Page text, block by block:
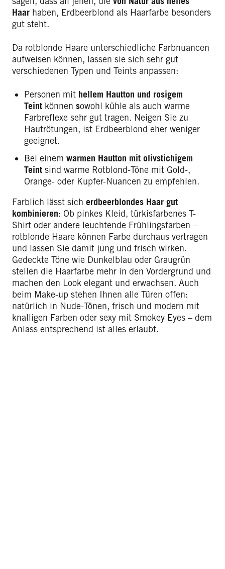
Haar haben, Erdbeerblond als Haarfarbe besonders
gut steht.
Da rotblonde Haare unterschiedliche Farbnuancen
aufweisen können, lassen sie sich sehr gut
verschiedenen Typen und Teints anpassen:
Personen mit hellem Hautton und rosigem
Teint können sowohl kühle als auch warme
Farbreflexe sehr gut tragen. Neigen Sie zu
Hautrötungen, ist Erdbeerblond eher weniger
geeignet.
Bei einem warmen Hautton mit olivstichigem
Teint sind warme Rotblond-Töne mit Gold-,
Orange- oder Kupfer-Nuancen zu empfehlen.
Farblich lässt sich erdbeerblondes Haar gut
kombinieren: Ob pinkes Kleid, türkisfarbenes T-
Shirt oder andere leuchtende Frühlingsfarben –
rotblonde Haare können Farbe durchaus vertragen
und lassen Sie damit jung und frisch wirken.
Gedeckte Töne wie Dunkelblau oder Graugrün
stellen die Haarfarbe mehr in den Vordergrund und
machen den Look elegant und erwachsen. Auch
beim Make-up stehen Ihnen alle Türen offen:
natürlich in Nude-Tönen, frisch und modern mit
knalligen Farben oder sexy mit Smokey Eyes – dem
Anlass entsprechend ist alles erlaubt.